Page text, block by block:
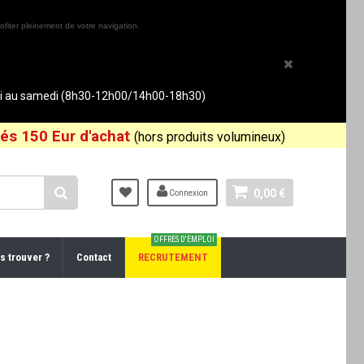
pleinement de votre navigation.
au samedi (8h30-12h00/14h00-18h30)
150 Eur d'achat (hors produits volumineux)
0,00 €
Connexion
trouver ? Contact RECRUTEMENT
OFFRES D'EMPLOI